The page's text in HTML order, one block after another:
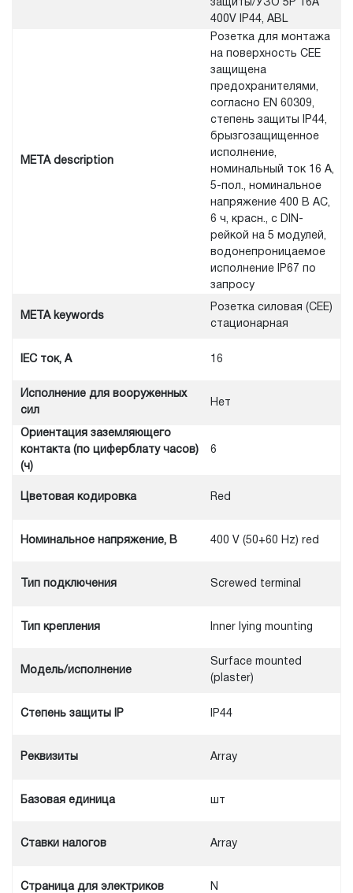
защиты/УЗО 5Р 16A
400V IP44, ABL
META description
Розетка для монтажа
на поверхность CEE
защищена
предохранителями,
согласно EN 60309,
степень защиты IP44,
брызгозащищенное
исполнение,
номинальный ток 16 А,
5-пол., номинальное
напряжение 400 В AC,
6 ч, красн., с DIN-
рейкой на 5 модулей,
водонепроницаемое
исполнение IP67 по
запросу
META keywords
Розетка силовая (CEE)
стационарная
IEC ток, A 16
Исполнение для вооруженных
сил
Нет
Ориентация заземляющего
контакта (по циферблату часов)
(ч)
6
Цветовая кодировка Red
Номинальное напряжение, В 400 V (50+60 Hz) red
Тип подключения Screwed terminal
Тип крепления Inner lying mounting
Модель/исполнение
Surface mounted
(plaster)
Степень защиты IP IP44
Реквизиты Array
Базовая единица шт
Ставки налогов Array
Cтраница для электриков N